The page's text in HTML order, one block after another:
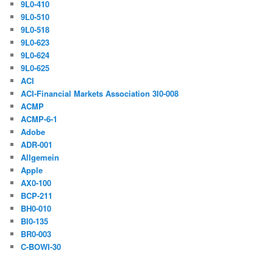
9L0-410
9L0-510
9L0-518
9L0-623
9L0-624
9L0-625
ACI
ACI-Financial Markets Association 3I0-008
ACMP
ACMP-6-1
Adobe
ADR-001
Allgemein
Apple
AX0-100
BCP-211
BH0-010
BI0-135
BR0-003
C-BOWI-30